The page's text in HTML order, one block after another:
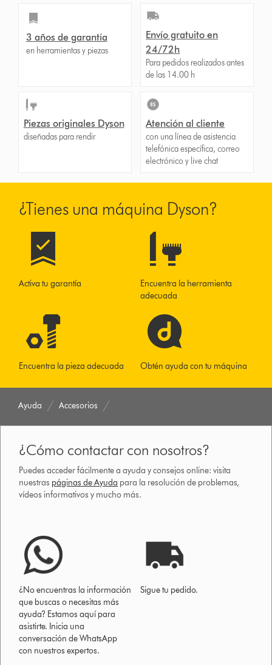
3 años de garantía
en herramientas y piezas
Envío gratuito en
24/72h
Para pedidos realizados antes
de las 14.00 h
Piezas originales Dyson
diseñadas para rendir
Atención al cliente
con una línea de asistencia
telefónica específica, correo
electrónico y live chat
¿Tienes una máquina Dyson?
Activa tu garantía
Encuentra la herramienta
adecuada
Encuentra la pieza adecuada Obtén ayuda con tu máquina
Ayuda Accesorios
¿Cómo contactar con nosotros?
Puedes acceder fácilmente a ayuda y consejos online: visita
nuestras páginas de Ayuda para la resolución de problemas,
vídeos informativos y mucho más.
¿No encuentras la información
que buscas o necesitas más
ayuda? Estamos aquí para
asistirte. Inicia una
conversación de WhatsApp
con nuestros expertos.
Sigue tu pedido.